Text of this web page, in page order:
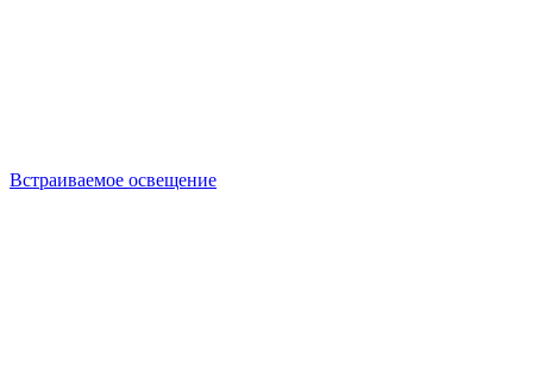
Встраиваемое освещение